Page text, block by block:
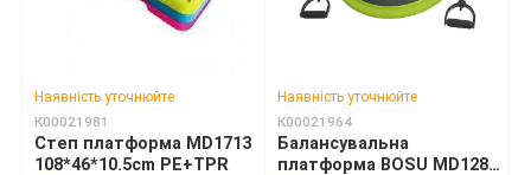
Наявність уточнюйте
К00021981
Степ платформа MD1713
108*46*10.5cm PE+TPR
Наявність уточнюйте
К00021964
Балансувальна
платформа BOSU MD1285